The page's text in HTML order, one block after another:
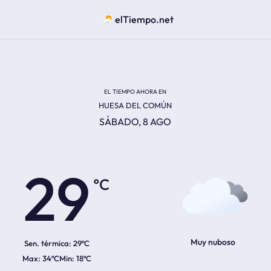
elTiempo.net
EL TIEMPO AHORA EN
HUESA DEL COMÚN
SÁBADO, 8 AGO
29
Sen. térmica: 29ºC
34ºC 18ºC
Muy nuboso